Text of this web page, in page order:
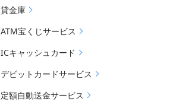
貸金庫
ATM宝くじサービス
ICキャッシュカード
デビットカードサービス
定額自動送金サービス